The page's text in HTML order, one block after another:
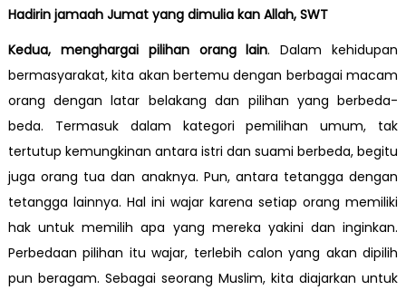
Hadirin jamaah Jumat yang dimulia kan Allah, SWT
Kedua, menghargai pilihan orang lain. Dalam kehidupan
bermasyarakat, kita akan bertemu dengan berbagai macam
orang dengan latar belakang dan pilihan yang berbeda-
beda. Termasuk dalam kategori pemilihan umum, tak
tertutup kemungkinan antara istri dan suami berbeda, begitu
juga orang tua dan anaknya. Pun, antara tetangga dengan
tetangga lainnya. Hal ini wajar karena setiap orang memiliki
hak untuk memilih apa yang mereka yakini dan inginkan.
Perbedaan pilihan itu wajar, terlebih calon yang akan dipilih
pun beragam. Sebagai seorang Muslim, kita diajarkan untuk